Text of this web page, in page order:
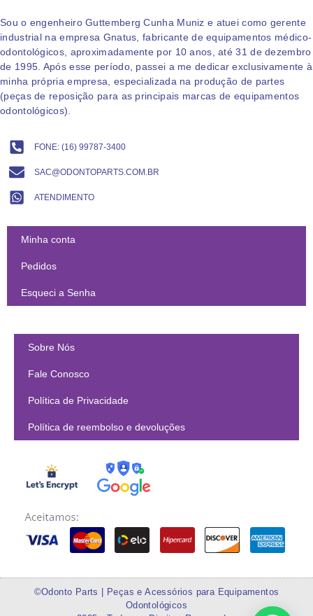
Sou o engenheiro Guttemberg Cunha Muniz e atuei como gerente
industrial na empresa Gnatus, fabricante de equipamentos médico-
odontológicos, aproximadamente por 10 anos, até 31 de dezembro
de 1995. Após esse período, passei a me dedicar exclusivamente à
minha própria empresa, especializada na produção de partes
(peças de reposição para as principais marcas de equipamentos
odontológicos).
FONE: (16) 99787-3400​
SAC@ODONTOPARTS.COM.BR
ATENDIMENTO
Minha conta
Pedidos
Esqueci a Senha
Sobre Nós
Fale Conosco
Política de Privacidade
Política de reembolso e devoluções
©Odonto Parts | Peças e Acessórios para Equipamentos
Odontológicos